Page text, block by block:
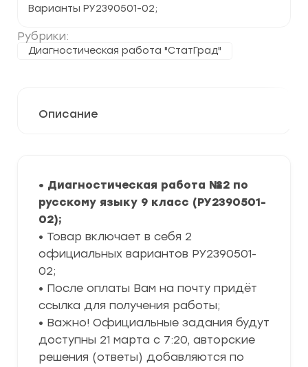
Варианты РУ2390501-02;
Рубрики:
Диагностическая работа "СтатГрад"
Описание
• Диагностическая работа №2 по
русскому языку 9 класс (РУ2390501-
02);
• Товар включает в себя 2
официальных вариантов РУ2390501-
02;
• После оплаты Вам на почту придёт
ссылка для получения работы;
• Важно! Официальные задания будут
доступны 21 марта с 7:20, авторские
решения (ответы) добавляются по